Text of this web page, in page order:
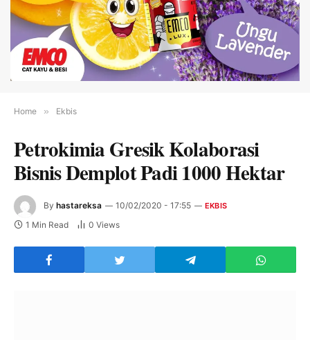
Home » Ekbis
Petrokimia Gresik Kolaborasi
Bisnis Demplot Padi 1000 Hektar
By hastareksa 10/02/2020 - 17:55 EKBIS
1 Min Read 0 Views